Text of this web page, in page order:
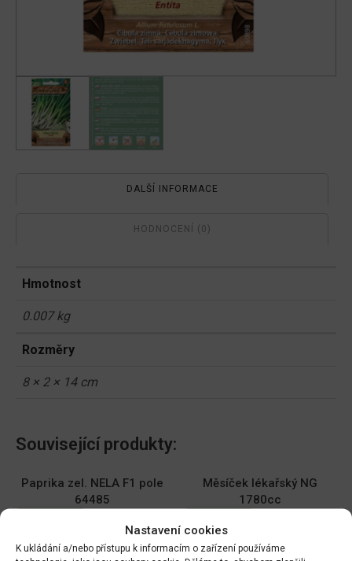
Nastavení cookies
K ukládání a/nebo přístupu k informacím o zařízení používáme
DALŠÍ INFORMACE
HODNOCENÍ (0)
Hmotnost
0.007 kg
Rozměry
8 × 2 × 14 cm
Související produkty:
Paprika zel. NELA F1 pole
64485
Měsíček lékařský NG
1780cc